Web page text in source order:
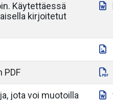
Käytettäessä
kirjoitetut
PDF
jota voi muotoilla